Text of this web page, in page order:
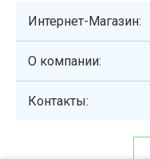
Интернет-Магазин:
О компании:
Контакты: